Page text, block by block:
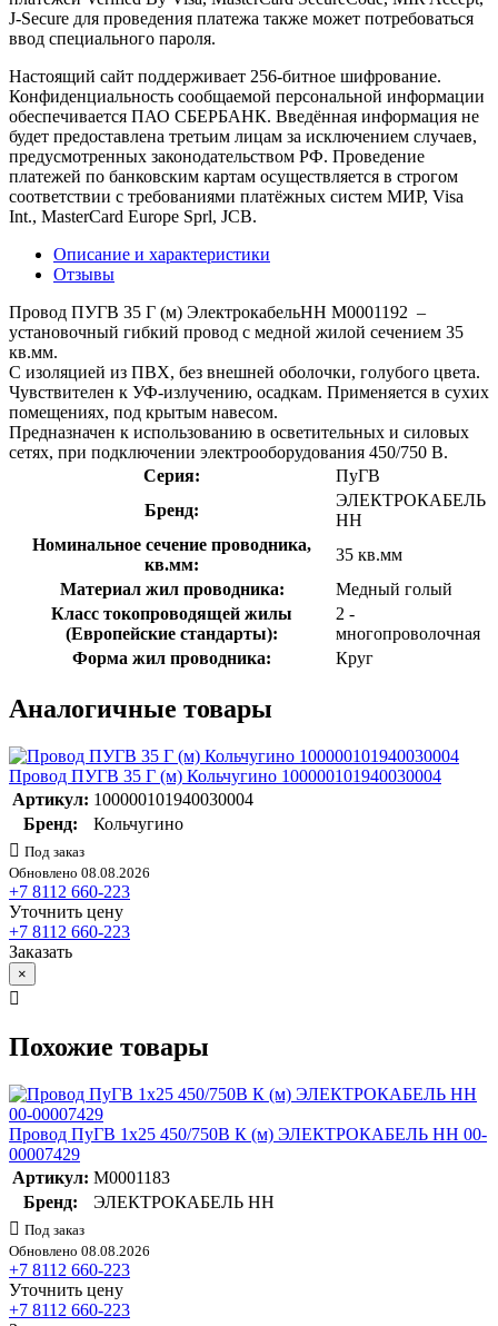
J-Secure для проведения платежа также может потребоваться
ввод специального пароля.
Настоящий сайт поддерживает 256-битное шифрование.
Конфиденциальность сообщаемой персональной информации
обеспечивается ПАО СБЕРБАНК. Введённая информация не
будет предоставлена третьим лицам за исключением случаев,
предусмотренных законодательством РФ. Проведение
платежей по банковским картам осуществляется в строгом
соответствии с требованиями платёжных систем МИР, Visa
Int., MasterCard Europe Sprl, JCB.
Описание и характеристики
Отзывы
Провод ПУГВ 35 Г (м) ЭлектрокабельНН M0001192 –
установочный гибкий провод с медной жилой сечением 35
кв.мм.
С изоляцией из ПВХ, без внешней оболочки, голубого цвета.
Чувствителен к УФ-излучению, осадкам. Применяется в сухих
помещениях, под крытым навесом.
Предназначен к использованию в осветительных и силовых
сетях, при подключении электрооборудования 450/750 В.
Серия:
ПуГВ
Бренд:
ЭЛЕКТРОКАБЕЛЬ
НН
Номинальное сечение проводника,
кв.мм:
35 кв.мм
Материал жил проводника:
Медный голый
Класс токопроводящей жилы
(Европейские стандарты):
2 -
многопроволочная
Форма жил проводника:
Круг
Аналогичные товары
Провод ПУГВ 35 Г (м) Кольчугино 100000101940030004
Артикул: 100000101940030004
Бренд:
Кольчугино
Под заказ
Обновлено 08.08.2026
+7 8112 660-223
Уточнить цену
+7 8112 660-223
Заказать
×
Похожие товары
Провод ПуГВ 1х25 450/750В К (м) ЭЛЕКТРОКАБЕЛЬ НН 00-
00007429
Артикул: M0001183
Бренд:
ЭЛЕКТРОКАБЕЛЬ НН
Под заказ
Обновлено 08.08.2026
+7 8112 660-223
Уточнить цену
+7 8112 660-223